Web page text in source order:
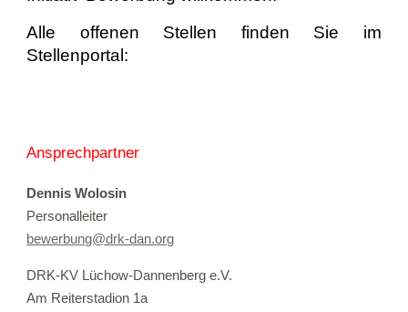
Alle offenen Stellen finden Sie im
Stellenportal:
Ansprechpartner
Dennis Wolosin
Personalleiter
bewerbung@drk-dan.org
DRK-KV Lüchow-Dannenberg e.V.
Am Reiterstadion 1a